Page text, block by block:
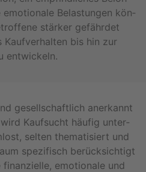
emo­tio­na­le Be­las­tun­gen kön­
stär­ker ge­fähr­det
Kauf­ver­hal­ten bis hin zur
ent­wi­ckeln.
ge­sell­schaft­lich an­er­kannt
Kauf­sucht häu­fig un­ter­
sel­ten the­ma­ti­siert und
spe­zi­fisch be­rück­sich­tigt
emo­tio­na­le und